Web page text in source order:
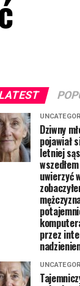
Dziwny
pojawiał
letniej
uwierzyć
przez